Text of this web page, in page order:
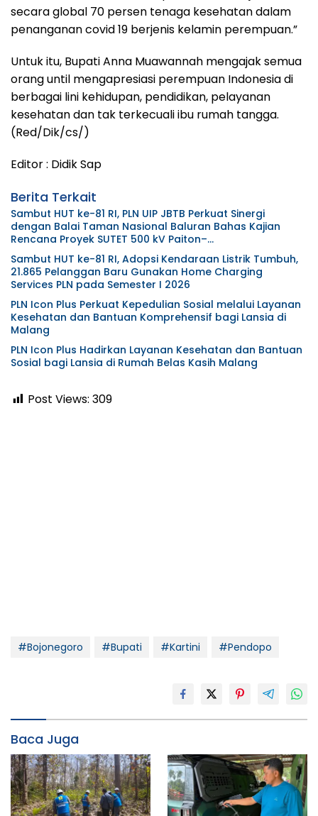
secara global 70 persen tenaga kesehatan dalam
penanganan covid 19 berjenis kelamin perempuan.”
Untuk itu, Bupati Anna Muawannah mengajak semua
orang until mengapresiasi perempuan Indonesia di
berbagai lini kehidupan, pendidikan, pelayanan
kesehatan dan tak terkecuali ibu rumah tangga.
(Red/Dik/cs/)
Editor : Didik Sap
Berita Terkait
Sambut HUT ke-81 RI, PLN UIP JBTB Perkuat Sinergi
dengan Balai Taman Nasional Baluran Bahas Kajian
Rencana Proyek SUTET 500 kV Paiton–
Watudodol/Kalipuro
Sambut HUT ke-81 RI, Adopsi Kendaraan Listrik Tumbuh,
21.865 Pelanggan Baru Gunakan Home Charging
Services PLN pada Semester I 2026
PLN Icon Plus Perkuat Kepedulian Sosial melalui Layanan
Kesehatan dan Bantuan Komprehensif bagi Lansia di
Malang
PLN Icon Plus Hadirkan Layanan Kesehatan dan Bantuan
Sosial bagi Lansia di Rumah Belas Kasih Malang
Post Views: 309
#Bojonegoro #Bupati #Kartini #Pendopo
Baca Juga